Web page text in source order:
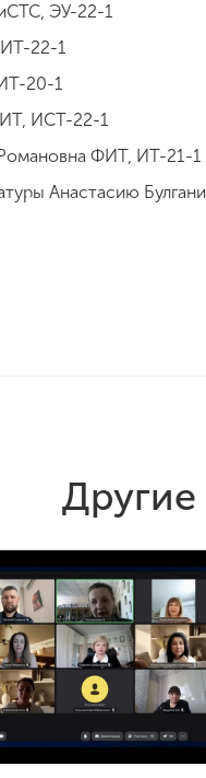
ЭУ-22-1
22-1
20-1
ИСТ-22-1
ФИТ, ИТ-21-1
Анастасию